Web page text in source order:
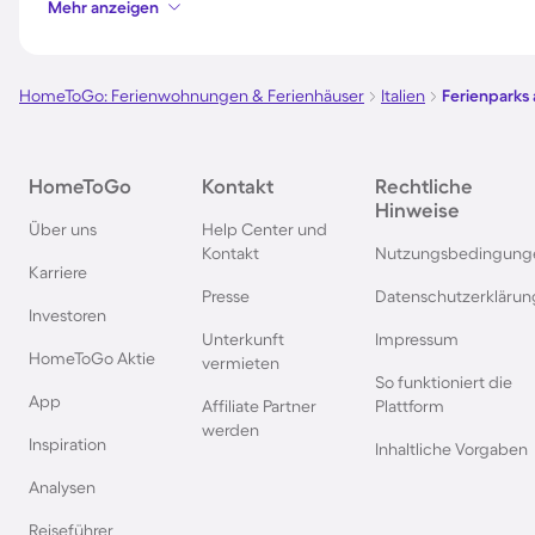
Ferienparks in der
Ferienparks in Spanien
Ferienparks auf Bornholm Ferienparks in Garda
Ferienparks in der Eifel Ferienparks in
Mehr anzeigen
HomeToGo: Ferienwohnungen & Ferienhäuser Italien
HomeToGo
Über uns
Karriere
Investoren
HomeToGo Aktie
App
Inspiration
Analysen
Reiseführer
Kontakt
Help Center und
Kontakt
Presse
Unterkunft
vermieten
Affiliate Partner
werden
Rechtliche
Hinweise
Impressum
So funktioniert die
Plattform
Inhaltliche Vorgaben